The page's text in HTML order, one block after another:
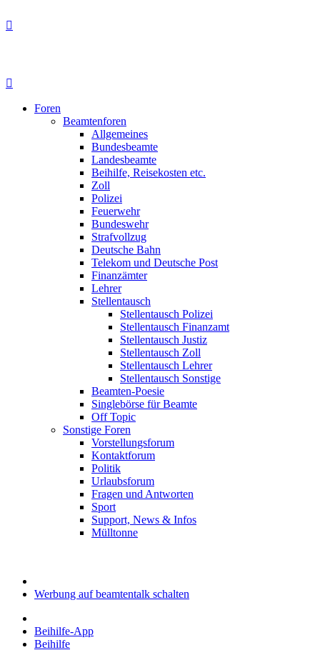
Foren
Beamtenforen
Allgemeines
Bundesbeamte
Landesbeamte
Beihilfe, Reisekosten etc.
Zoll
Polizei
Feuerwehr
Bundeswehr
Strafvollzug
Deutsche Bahn
Telekom und Deutsche Post
Finanzämter
Lehrer
Stellentausch
Stellentausch Polizei
Stellentausch Finanzamt
Stellentausch Justiz
Stellentausch Zoll
Stellentausch Lehrer
Stellentausch Sonstige
Beamten-Poesie
Singlebörse für Beamte
Off Topic
Sonstige Foren
Vorstellungsforum
Kontaktforum
Politik
Urlaubsforum
Fragen und Antworten
Sport
Support, News & Infos
Mülltonne
Werbung auf beamtentalk schalten
Beihilfe-App
Beihilfe